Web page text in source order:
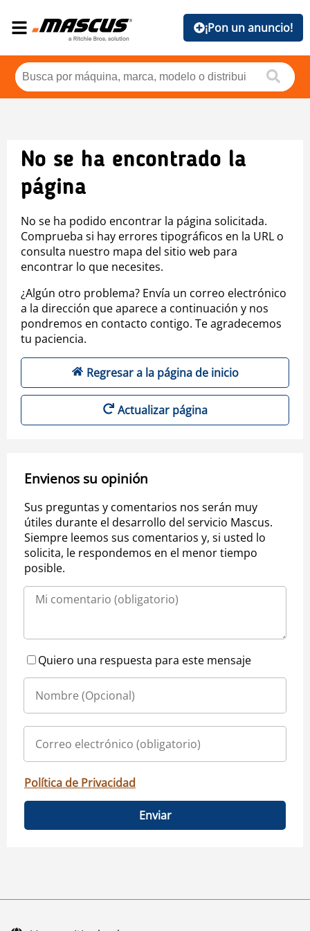
¡Pon un anuncio!
No se ha encontrado la
página
No se ha podido encontrar la página solicitada.
Comprueba si hay errores tipográficos en la URL o
consulta nuestro mapa del sitio web para
encontrar lo que necesites.
¿Algún otro problema? Envía un correo electrónico
a la dirección que aparece a continuación y nos
pondremos en contacto contigo. Te agradecemos
tu paciencia.
Regresar a la página de inicio
Actualizar página
Envienos su opinión
Sus preguntas y comentarios nos serán muy
útiles durante el desarrollo del servicio Mascus.
Siempre leemos sus comentarios y, si usted lo
solicita, le respondemos en el menor tiempo
posible.
Quiero una respuesta para este mensaje
Política de Privacidad
Enviar